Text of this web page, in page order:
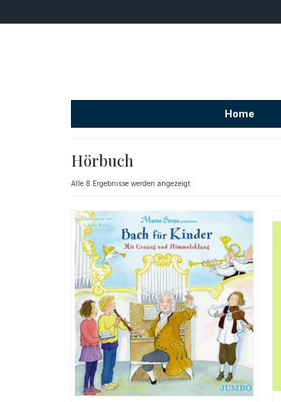
Home
Hörbuch
Alle 8 Ergebnisse werden angezeigtNach
sortiert